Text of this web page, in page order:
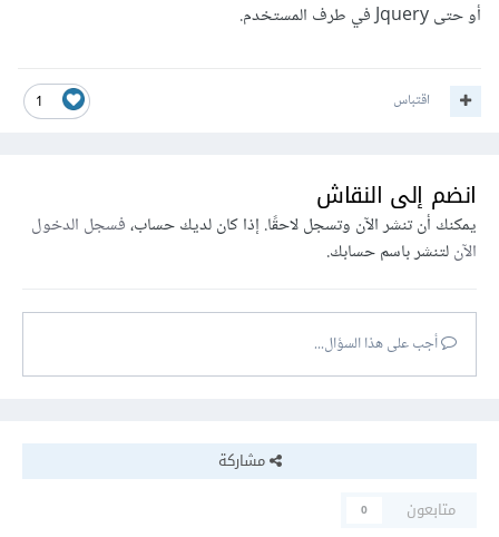
أو حتى Jquery في طرف المستخدم.
1 اقتباس
انضم إلى النقاش
يمكنك أن تنشر الآن وتسجل لاحقًا. إذا كان لديك حساب،فسجل الدخول
الآنلتنشر باسم حسابك.
أجب على هذا السؤال...
مشاركة
متابعون
0